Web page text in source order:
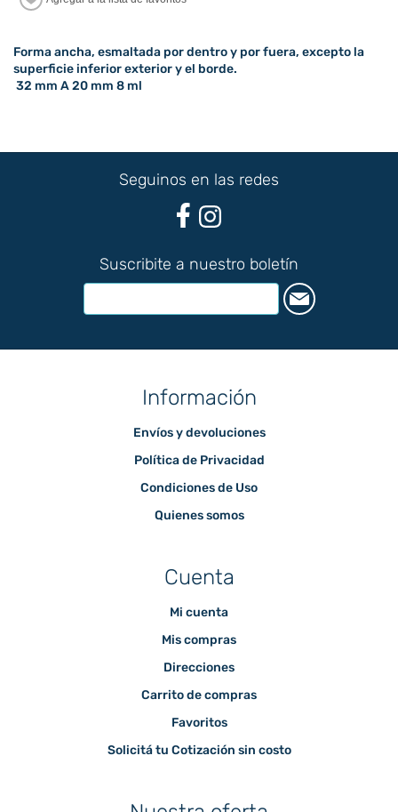
Forma ancha, esmaltada por dentro y por fuera, excepto la
superficie inferior exterior y el borde.
32 mm A 20 mm 8 ml
Seguinos en las redes
Suscribite a nuestro boletín
Información
Envíos y devoluciones
Política de Privacidad
Condiciones de Uso
Quienes somos
Cuenta
Mi cuenta
Mis compras
Direcciones
Carrito de compras
Favoritos
Solicitá tu Cotización sin costo